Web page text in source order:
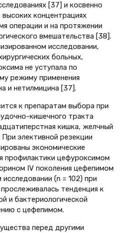
[37] и косвенно
концентрациях
операции и на протяжении
вмешательства [38].
исследовании,
больных,
не уступала по
режиму применения
и нетилмицина [37].
к препаратам выбора при
кишечного тракта
кишка, желчный
элективной резекции
экономические
профилактики цефуроксимом
IV поколения цефепимом
(n = 102) при
тенденция к
и бактериологической
с цефепимом.
перед другими